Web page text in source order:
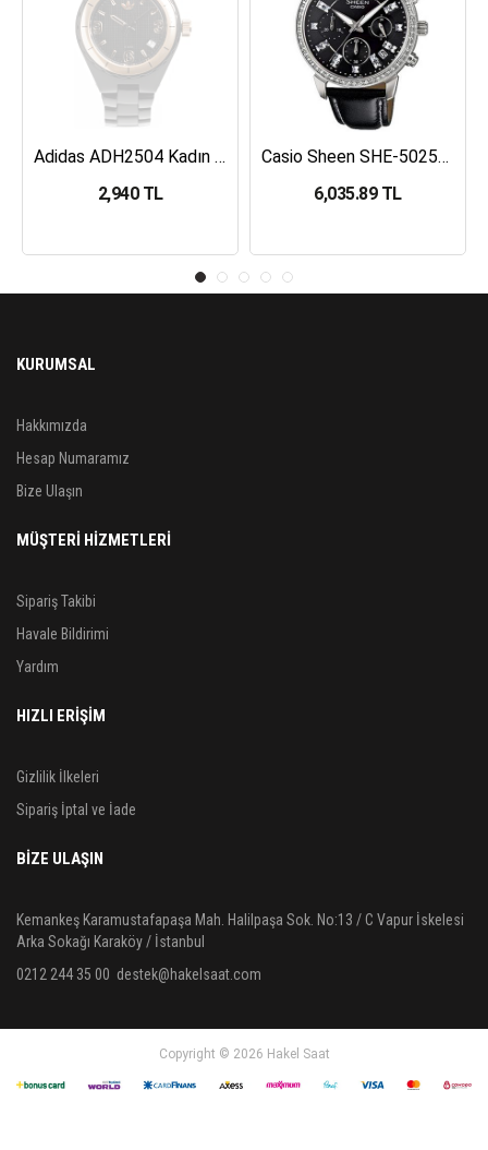
Adidas ADH2504 Kadın Kol Saati
2,940 TL
Casio Sheen SHE-5025BL-1ADR Kadın Kol Saati
6,035.89 TL
KURUMSAL
Hakkımızda
Hesap Numaramız
Bize Ulaşın
MÜŞTERİ HİZMETLERİ
Sipariş Takibi
Havale Bildirimi
Yardım
HIZLI ERİŞİM
Gizlilik İlkeleri
Sipariş İptal ve İade
BIZE ULAŞIN
Kemankeş Karamustafapaşa Mah. Halilpaşa Sok. No:13 / C Vapur İskelesi
Arka Sokağı Karaköy / İstanbul
0212 244 35 00 destek@hakelsaat.com
Copyright © 2026 Hakel Saat